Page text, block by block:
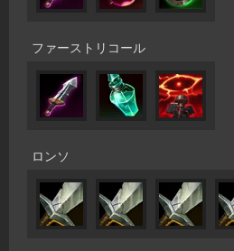
ファーストリコール
ロンソ